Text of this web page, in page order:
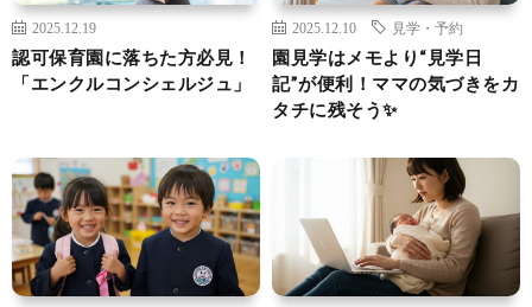
2025.12.19
認可保育園に落ちた方必見！
「エンクルコンシェルジュ」
2025.12.10 見学・予約
園見学はメモより“見学日
記”が便利！ママの気づきをカ
タチに残そう✨